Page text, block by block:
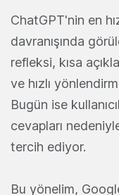
ChatGPT'nin en
davranışında
refleksi, kısa
ve hızlı
Bugün ise
cevapları
tercih ediyor.
Bu yönelim,